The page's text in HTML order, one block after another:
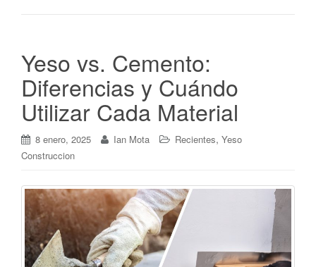
Yeso vs. Cemento:
Diferencias y Cuándo
Utilizar Cada Material
8 enero, 2025 Ian Mota Recientes, Yeso
Construccion